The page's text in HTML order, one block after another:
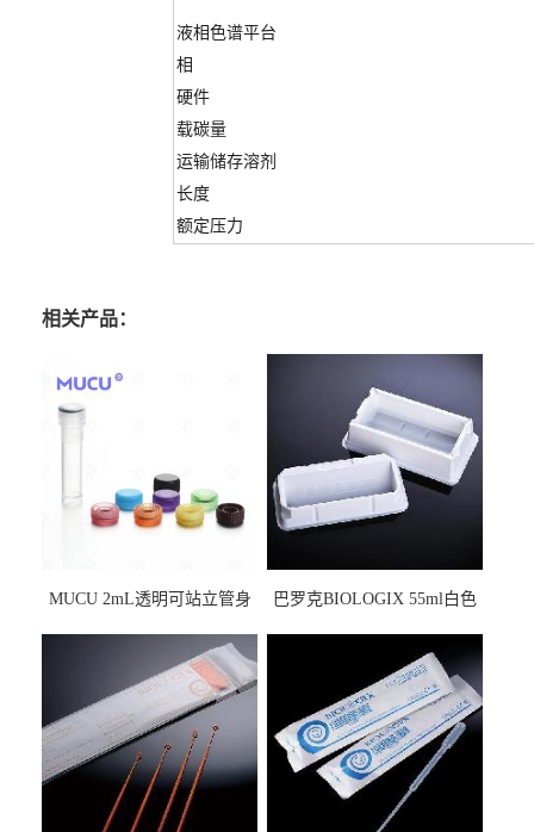
液相色谱平台
相
硬件
载碳量
运输储存溶剂
长度
额定压力
相关产品：
MUCU 2mL透明可站立管身
巴罗克BIOLOGIX 55ml白色
马射线灭菌25-0051